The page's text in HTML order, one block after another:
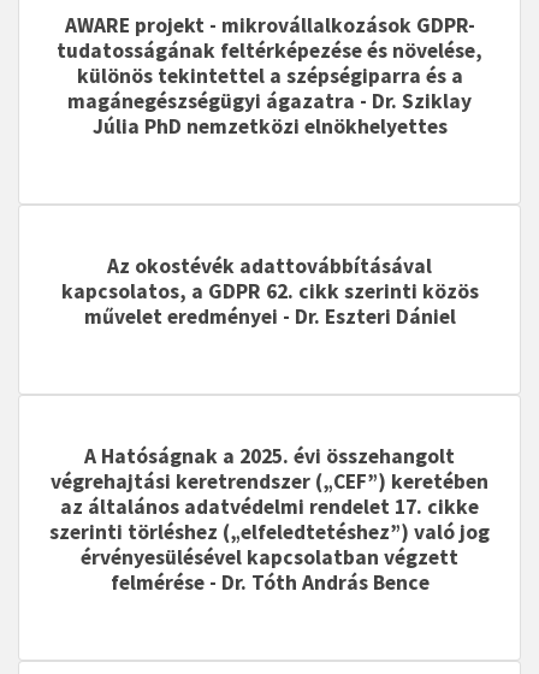
AWARE projekt - mikrovállalkozások GDPR-
tudatosságának feltérképezése és növelése,
különös tekintettel a szépségiparra és a
magánegészségügyi ágazatra - Dr. Sziklay
Júlia PhD nemzetközi elnökhelyettes
Az okostévék adattovábbításával
kapcsolatos, a GDPR 62. cikk szerinti közös
művelet eredményei - Dr. Eszteri Dániel
A Hatóságnak a 2025. évi összehangolt
végrehajtási keretrendszer („CEF”) keretében
az általános adatvédelmi rendelet 17. cikke
szerinti törléshez („elfeledtetéshez”) való jog
érvényesülésével kapcsolatban végzett
felmérése- Dr. Tóth András Bence